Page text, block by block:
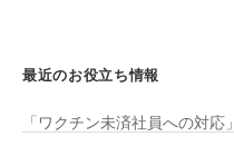
最近のお役立ち情報
「ワクチン未済社員への対応」